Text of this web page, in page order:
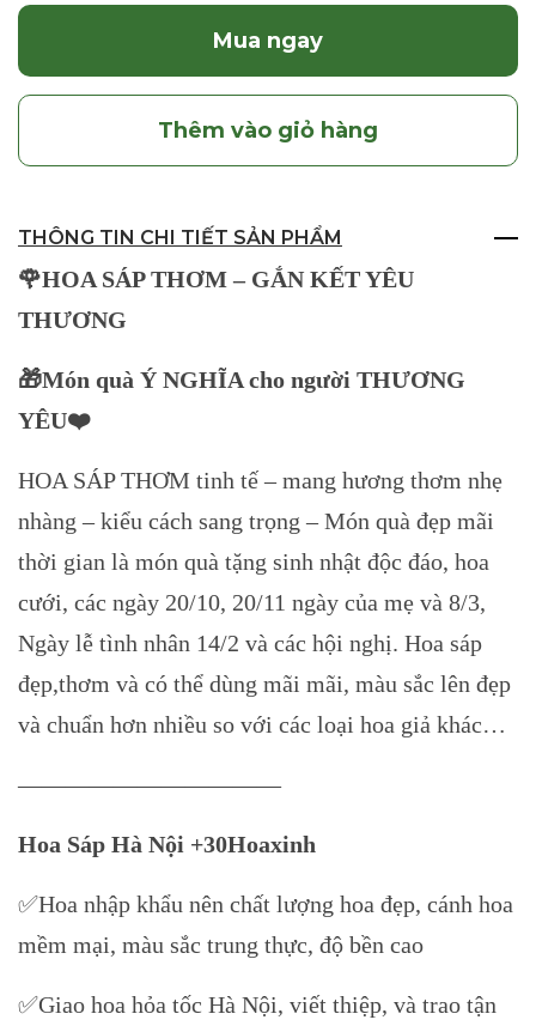
Mua ngay
Thêm vào giỏ hàng
THÔNG TIN CHI TIẾT SẢN PHẨM
🌹HOA SÁP THƠM – GẮN KẾT YÊU
THƯƠNG
🎁Món quà Ý NGHĨA cho người THƯƠNG
YÊU❤️
HOA SÁP THƠM tinh tế – mang hương thơm nhẹ
nhàng – kiểu cách sang trọng – Món quà đẹp mãi
thời gian là món quà tặng sinh nhật độc đáo, hoa
cưới, các ngày 20/10, 20/11 ngày của mẹ và 8/3,
Ngày lễ tình nhân 14/2 và các hội nghị. Hoa sáp
đẹp,thơm và có thể dùng mãi mãi, màu sắc lên đẹp
và chuẩn hơn nhiều so với các loại hoa giả khác…
———————————
Hoa Sáp Hà Nội +30Hoaxinh
✅Hoa nhập khẩu nên chất lượng hoa đẹp, cánh hoa
mềm mại, màu sắc trung thực, độ bền cao
✅Giao hoa hỏa tốc Hà Nội, viết thiệp, và trao tận